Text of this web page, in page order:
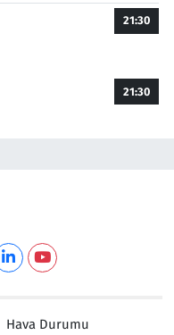
21:30
21:30
Hava Durumu